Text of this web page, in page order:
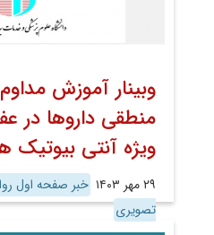
وبینار آموزش
منطقی داروها در
ویژه آنتی بیوتیک
۲۹ مهر ۱۴۰۳ خبر صفحه اول
تصویری